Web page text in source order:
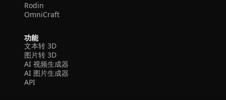
Rodin
OmniCraft
功能
文本转 3D
图片转 3D
AI 视频生成器
AI 图片生成器
API